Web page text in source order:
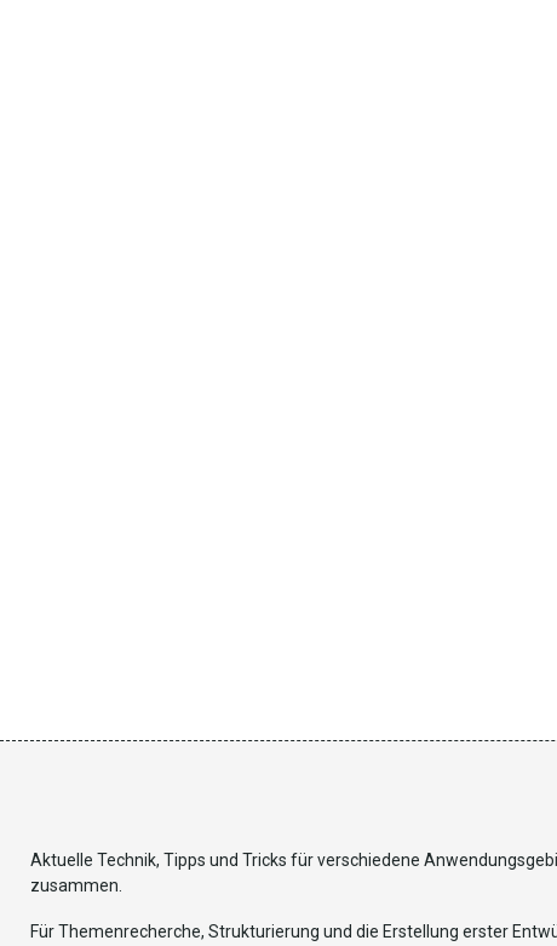
Aktuelle Technik, Tipps und Tricks für verschiedene
zusammen.
Für Themenrecherche, Strukturierung und die Erstellung erster